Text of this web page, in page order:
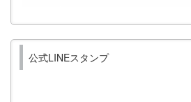
公式LINEスタンプ